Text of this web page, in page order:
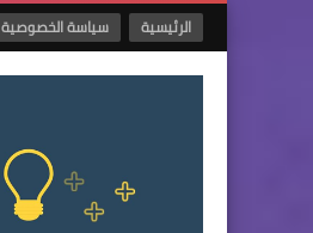
الرئيسية سياسة الخصوصية